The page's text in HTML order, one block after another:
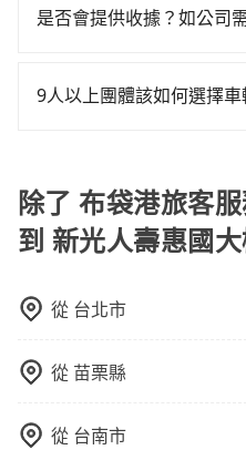
每人平均花費約600元，費
來預約tripool！如果你是
或者撞凹的車門仍未被修
到停車位，對於急著用車
你的上下車地點仍有段距
時，就顯得非常不便。
選擇。
約，隔天保證出車。如需
指定車款服務的需求，可
是否會提供收據？如公司
旅行業代收轉付電子收據
9人以上團體該如何選擇車
客車最多座位數量就是9人
乘客，如果要10人以上就
中型巴士或大型遊覽車。非
請下車終止行程事小，如
賠償就事大了。千萬別為
給賭上。通常人數沒有超過
與一台小轎車比較划算，
是禁止大客車通行的，建
除了 布袋港旅客
到 新光人壽惠國
從 台北市
從 苗栗縣
從 台南市